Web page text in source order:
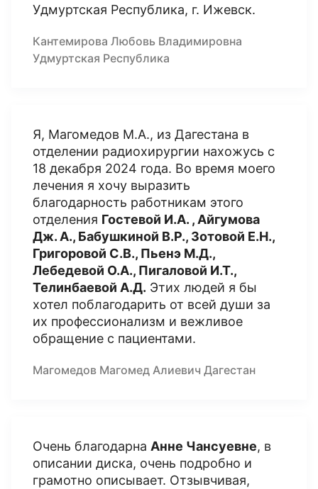
Удмуртская Республика, г. Ижевск.
Кантемирова Любовь Владимировна
Удмуртская Республика
Я, Магомедов М.А., из Дагестана в
отделении радиохирургии нахожусь с
18 декабря 2024 года. Во время моего
лечения я хочу выразить
благодарность работникам этого
отделения Гостевой И.А. , Айгумова
Дж. А., Бабушкиной В.Р., Зотовой Е.Н.,
Григоровой С.В., Пьенэ М.Д.,
Лебедевой О.А., Пигаловой И.Т.,
Телинбаевой А.Д. Этих людей я бы
хотел поблагодарить от всей души за
их профессионализм и вежливое
обращение с пациентами.
Магомедов Магомед Алиевич Дагестан
Очень благодарна Анне Чансуевне, в
описании диска, очень подробно и
грамотно описывает. Отзывчивая,